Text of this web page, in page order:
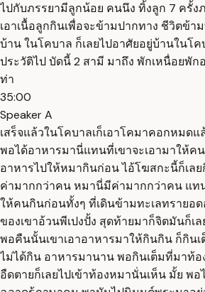
ไปกับภรรยามีลูกน้อย คนนึง ทิ้งลูก 7 ครั้ง
เอาเนื้อลูกกินเพื่อจะข้ามปากทาง ชีวิตข้า
บ้าน ในโคบาล ก็เลยไปอาศัยอยู่บ้านในโ
ประวัติไป บัดนี้ 2 สามี มาถึง พักเหนื่อยพัก
ท่า
35:00
Speaker A
เสร็จแล้วในโคบาลเก็เอาโคมาคอกหมดแ
พอได้อาหารมานี่แทนที่เขาจะเอามาให้ค
อาหารไปให้หมากินก่อน ไอ้โฆสกะนี้ก็เล
ค่ามากกว่าคน หมานี่มีค่ามากกว่าคน แท
ให้คนกินก่อนทั้งๆ ที่เดินข้ามทะเลทรายอ
ของเขาอ้วนพีเปงปั้ง สุดท้ายมาก็จิตมันก็เล
พอคืนนั้นเขาเอาอาหารมาให้กินกิน ก็กินเ
ไม่ได้กิน อาหารมานาน พอกินเต็มที่มาท้
อืดตายก็เลยไปเข้าท้องหมานั่นเห็น มั้ย พ